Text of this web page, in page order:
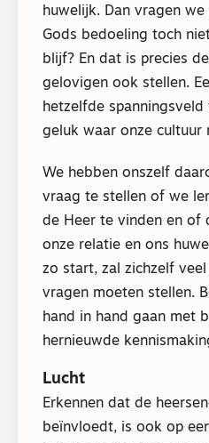
huwelijk. Dan vragen
Gods bedoeling toch
blijf? En dat is precies
gelovigen ook stellen.
hetzelfde
geluk waar onze cultuur
We hebben onszelf
vraag te stellen of we
de Heer te vinden en of
onze relatie en ons
zo start, zal zichzelf
vragen moeten stellen.
hand in hand gaan met
hernieuwde
Lucht
Erkennen dat de
beïnvloedt, is ook op